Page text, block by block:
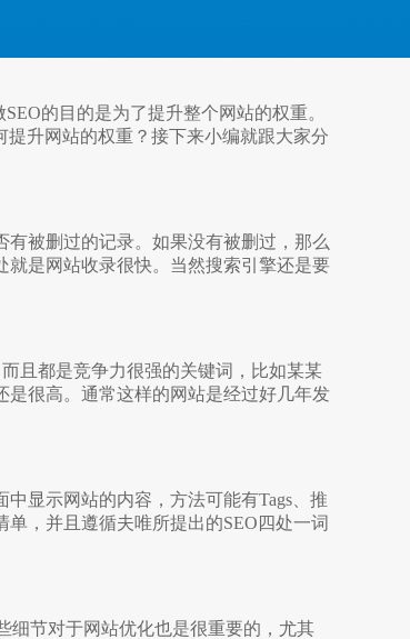
的目的是为了提升整个网站的权重。
提升网站的权重？接下来小编就跟大家分
有被删过的记录。如果没有被删过，那么
是网站收录很快。当然搜索引擎还是要
且都是竞争力很强的关键词，比如某某
是很高。通常这样的网站是经过好几年发
中显示网站的内容，方法可能有Tags、推
，并且遵循夫唯所提出的SEO四处一词
细节对于网站优化也是很重要的，尤其